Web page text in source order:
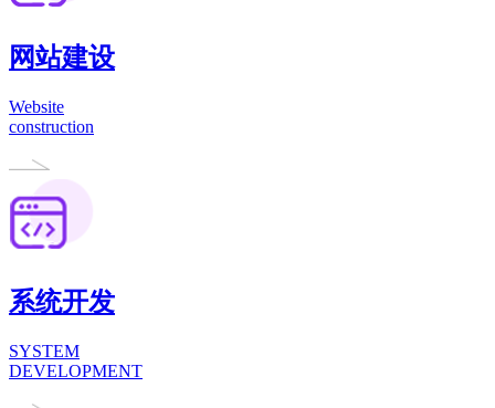
网站建设
Website
construction
系统开发
SYSTEM
DEVELOPMENT